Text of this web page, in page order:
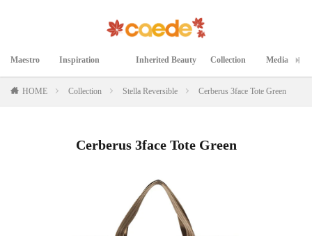
Maestro
マエストロ
Inspiration
インスピレーション
Inherited Beauty
継承された美
Collection
コレクション
Media
メディア掲載
HOME Collection Stella Reversible Cerberus 3face Tote Green
Cerberus 3face Tote Green